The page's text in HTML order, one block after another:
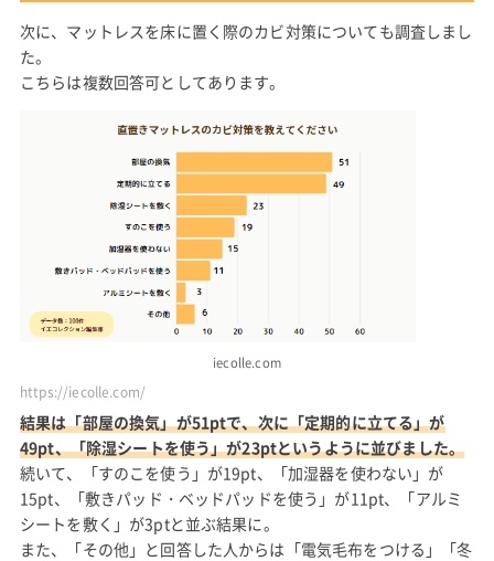
次に、マットレスを床に置く際のカビ対策についても調査しまし
た。
こちらは複数回答可としてあります。
iecolle.com
https://iecolle.com/
結果は「部屋の換気」が51ptで、次に「定期的に立てる」が
49pt、「除湿シートを使う」が23ptというように並びました。
続いて、「すのこを使う」が19pt、「加湿器を使わない」が
15pt、「敷きパッド・ベッドパッドを使う」が11pt、「アルミ
シートを敷く」が3ptと並ぶ結果に。
また、「その他」と回答した人からは「電気毛布をつける」「冬